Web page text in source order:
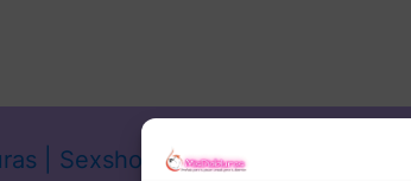
| Sexshop Online con Envío